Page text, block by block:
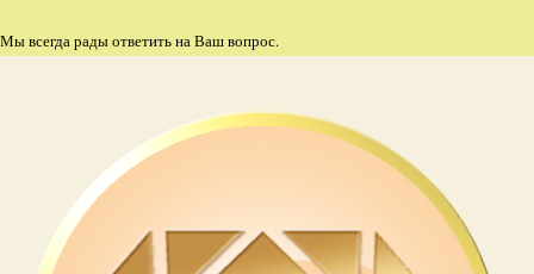
Мы всегда рады ответить на Ваш вопрос.